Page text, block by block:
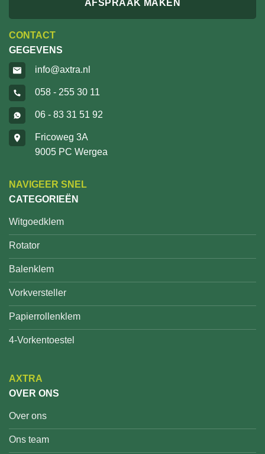
AFSPRAAK MAKEN
CONTACT
GEGEVENS
info@axtra.nl
058 - 255 30 11
06 - 83 31 51 92
Fricoweg 3A
9005 PC Wergea
NAVIGEER SNEL
CATEGORIEËN
Witgoedklem
Rotator
Balenklem
Vorkversteller
Papierrollenklem
4-Vorkentoestel
AXTRA
OVER ONS
Over ons
Ons team